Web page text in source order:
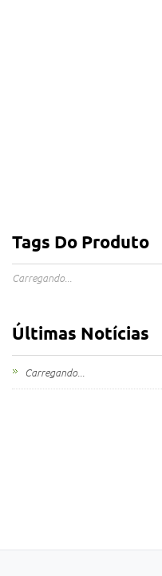
Tags Do Produto
Carregando...
Últimas Notícias
Carregando...